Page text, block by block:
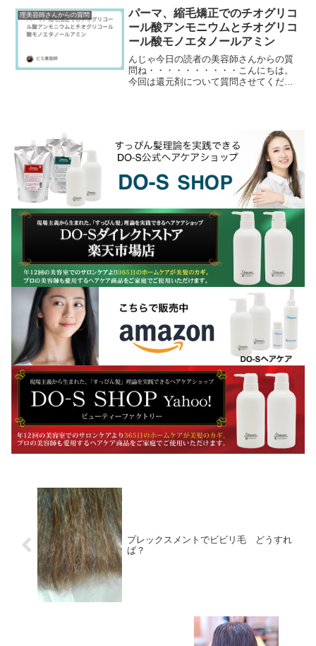
す。この問題は、単...
理美容師さんからの質問
パーマ、縮毛矯正でのチオグリコ
ール酸アンモニウムとチオグリコ
ール酸モノエタノールアミン
んじゃ今日の読者の美容師さんからの質
問ね・・・・・・・・・・こんにちは。
今回は還元剤について質問させてくださ
プレックスメントでビビリ毛 どうすれ
ば？